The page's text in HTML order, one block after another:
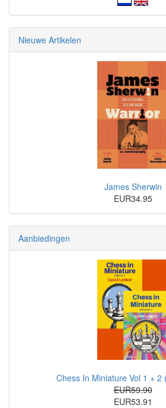
Nieuwe Artikelen
James Sherwin
EUR34.95
Aanbiedingen
Chess In Miniature Vol 1 + 2
EUR59.90
EUR53.91